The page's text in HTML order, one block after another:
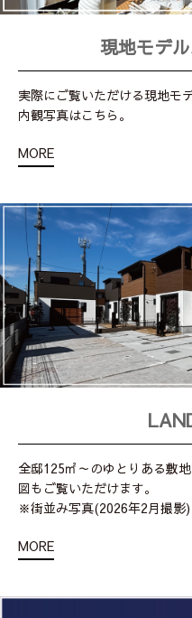
現地モデ
実際にご覧いただける現地モ
内観写真はこちら。
MORE
全邸125㎡～のゆとりある敷
図もご覧いただけます。
※街並み写真(2026年2月撮影)
MORE